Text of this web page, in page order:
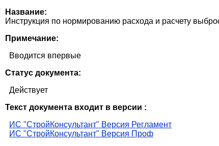
Название:
Инструкция по нормированию расхода и расчету
Примечание:
Вводится впервые
Статус документа:
Действует
Текст документа входит в версии :
ИС "СтройКонсультант" Версия Регламент
ИС "СтройКонсультант" Версия Проф